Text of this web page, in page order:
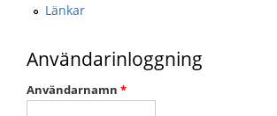
Länkar
Användarinloggning
Användarnamn *